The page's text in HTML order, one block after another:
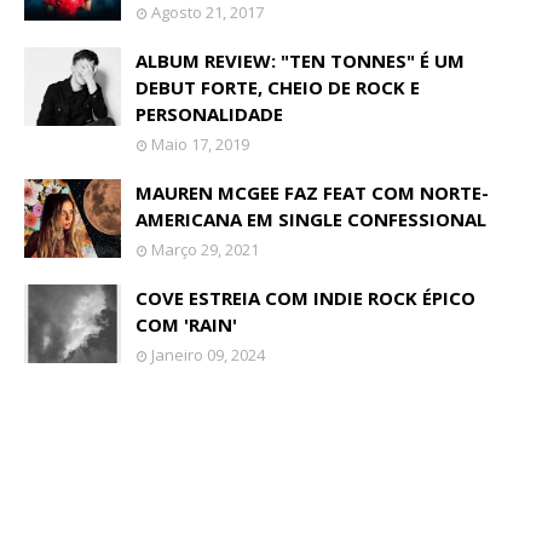
Agosto 21, 2017
ALBUM REVIEW: "TEN TONNES" É UM
DEBUT FORTE, CHEIO DE ROCK E
PERSONALIDADE
Maio 17, 2019
MAUREN MCGEE FAZ FEAT COM NORTE-
AMERICANA EM SINGLE CONFESSIONAL
Março 29, 2021
COVE ESTREIA COM INDIE ROCK ÉPICO
COM 'RAIN'
Janeiro 09, 2024